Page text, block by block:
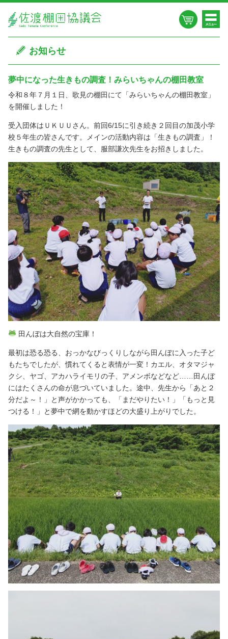
お知らせ
夢中になった生きもの調査！みらいちゃんの棚田教室
令和８年７月１日、歌見の棚田にて「みらいちゃんの棚田教室」
を開催しました！
受入団体はＵＫＵＵさん。前回6/15に引き続き２回目の加茂小学
校５年生の皆さんです。メインの活動内容は「生きもの調査」！
生きもの調査の先生として、服部謙次先生をお招きしました。
田んぼは大自然の宝庫！
最初は恐る恐る、おっかなびっくりしながら田んぼに入った子ど
もたちでしたが、慣れてくると表情が一変！カエル、オタマジャ
クシ、ヤゴ、アカハライモリの子、アメンボなどなど……田んぼ
にはたくさんの命が息づいていました。途中、先生から「あと２
分だよ～！」と声がかかっても、「まだやりたい！」「もっと見
つける！」と夢中で網を動かすほどの大盛り上がりでした。